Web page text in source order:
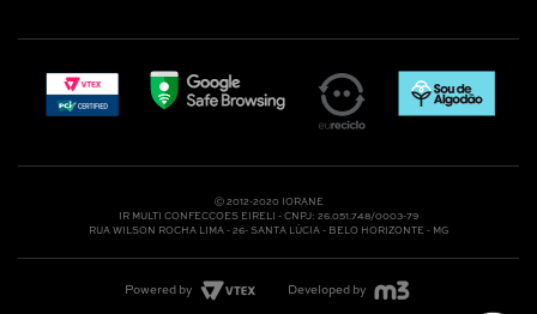
Nossas Lojas
Ⓒ 2012-2020 IORANE
IR MULTI CONFECCOES EIRELI - CNPJ: 26.051.748/0003-79
RUA WILSON ROCHA LIMA - 26- SANTA LÚCIA - BELO HORIZONTE - MG
Powered by Developed by